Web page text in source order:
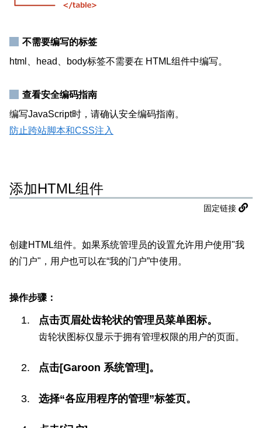
不需要编写的标签
html、head、body标签不需要在 HTML组件中编写。
查看安全编码指南
编写JavaScript时，请确认安全编码指南。
防止跨站脚本和CSS注入
添加HTML组件
固定链接
创建HTML组件。如果系统管理员的设置允许用户使用"我
的门户"，用户也可以在“我的门户”中使用。
操作步骤：
点击页眉处齿轮状的管理员菜单图标。
齿轮状图标仅显示于拥有管理权限的用户的页面。
点击[Garoon 系统管理]。
选择“各应用程序的管理”标签页。